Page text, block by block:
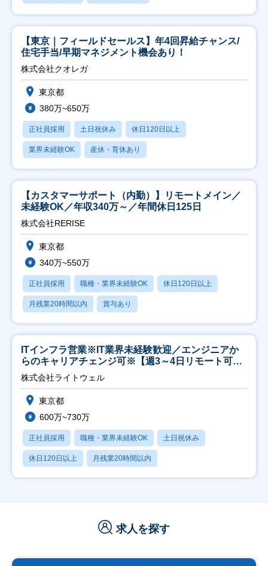
【東京｜フィールドセールス】年4回昇給チャンス/
住宅手当/早期マネジメント機会あり！
株式会社クオレガ
東京都
380万~650万
正社員採用 土日祝休み 休日120日以上
業界未経験OK 産休・育休あり
【カスタマーサポート（内勤）】リモートメイン／
未経験OK／年収340万～／年間休日125日
株式会社RERISE
東京都
340万~550万
正社員採用 職種・業界未経験OK 休日120日以上
月残業20時間以内 賞与あり
ITインフラ営業※IT業界未経験歓迎／エンジニアか
らのキャリアチェンジ可※【週3～4日リモート可
能】
株式会社ライトウェル
東京都
600万~730万
正社員採用 職種・業界未経験OK 土日祝休み
休日120日以上 月残業20時間以内
求人を探す